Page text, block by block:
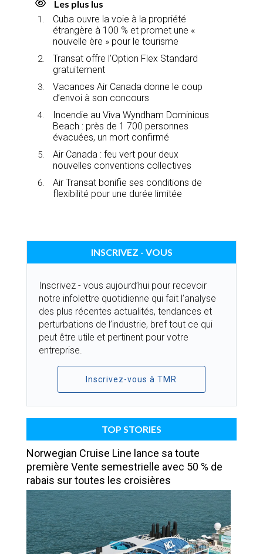
Les plus lus
Cuba ouvre la voie à la propriété
étrangère à 100 % et promet une «
nouvelle ère » pour le tourisme
Transat offre l’Option Flex Standard
gratuitement
Vacances Air Canada donne le coup
d’envoi à son concours
Incendie au Viva Wyndham Dominicus
Beach : près de 1 700 personnes
évacuées, un mort confirmé
Air Canada : feu vert pour deux
nouvelles conventions collectives
Air Transat bonifie ses conditions de
flexibilité pour une durée limitée
INSCRIVEZ - VOUS
Inscrivez - vous aujourd’hui pour recevoir
notre infolettre quotidienne qui fait l’analyse
des plus récentes actualités, tendances et
perturbations de l’industrie, bref tout ce qui
peut être utile et pertinent pour votre
entreprise.
Inscrivez-vous à TMR
TOP STORIES
Norwegian Cruise Line lance sa toute
première Vente semestrielle avec 50 % de
rabais sur toutes les croisières